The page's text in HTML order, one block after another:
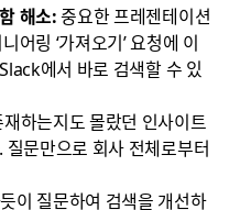
해소:중요한 프레젠테이션
어링 ‘가져오기’ 요청에 이
에서 바로 검색할 수 있
하는지도 몰랐던 인사이트
문만으로 회사 전체로부터
이 질문하여 검색을 개선하